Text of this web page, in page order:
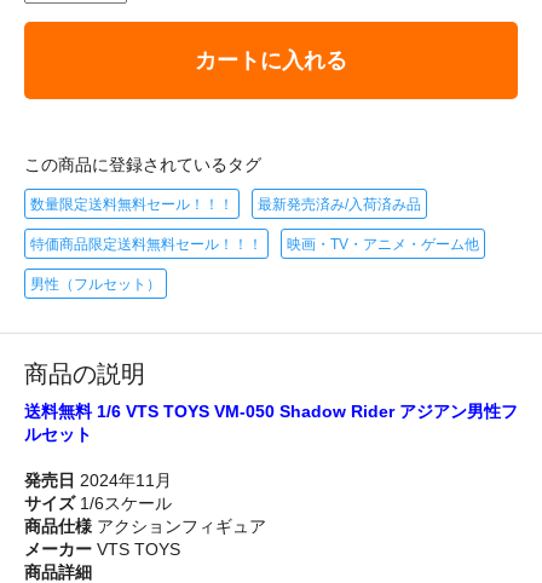
カートに入れる
この商品に登録されているタグ
数量限定送料無料セール！！！ 最新発売済み/入荷済み品
特価商品限定送料無料セール！！！ 映画・TV・アニメ・ゲーム他
男性（フルセット）
商品の説明
送料無料 1/6 VTS TOYS VM-050 Shadow Rider アジアン男性フ
ルセット
発売日 2024年11月
サイズ1/6スケール
商品仕様 アクションフィギュア
メーカー VTS TOYS
商品詳細